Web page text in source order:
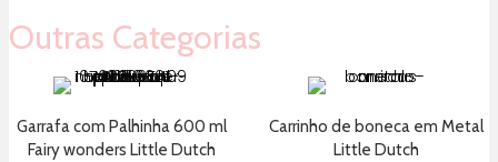
Outras Categorias
Garrafa com Palhinha 600 ml
Fairy wonders Little Dutch
Carrinho de boneca em Metal
Little Dutch